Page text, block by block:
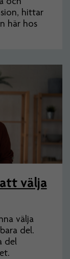
hittar
här hos
välja
välja
del.
del